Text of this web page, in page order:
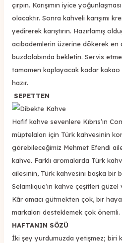
çırpın. Karışımın iyice
olacaktır. Sonra kahveli karışımı
yedirerek karıştırın. Hazırlamış
acıbademlerin üzerine dökerek en
buzdolabında bekletin. Servis
tamamen kaplayacak kadar kakao
hazır.
SEPETTEN
Hafif kahve sevenlere Kıbrıs’ın
müptelaları için Türk kahvesinin
görebileceğimiz Mehmet Efendi
kahve. Farklı aromalarda Türk
ailesinin, Türk kahvesini başka bir
Selamlique’ın kahve çeşitleri
Kâr amacı gütmekten çok, bir
markaları desteklemek çok önemli.
HAFTANIN SÖZÜ
İki şey yurdumuzda yetişmez; biri